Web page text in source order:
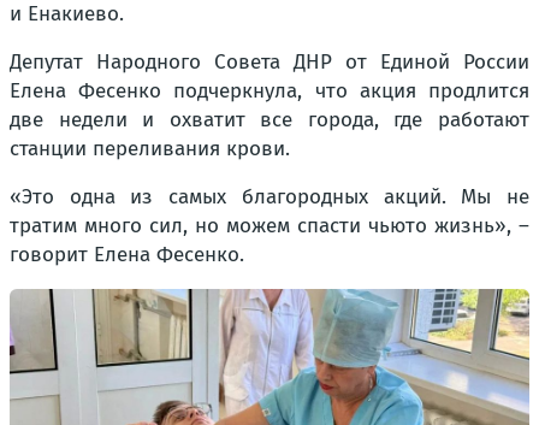
и Енакиево.
Депутат Народного Совета ДНР от Единой России
Елена Фесенко подчеркнула, что акция продлится
две недели и охватит все города, где работают
станции переливания крови.
«Это одна из самых благородных акций. Мы не
тратим много сил, но можем спасти чьюто жизнь», –
говорит Елена Фесенко.